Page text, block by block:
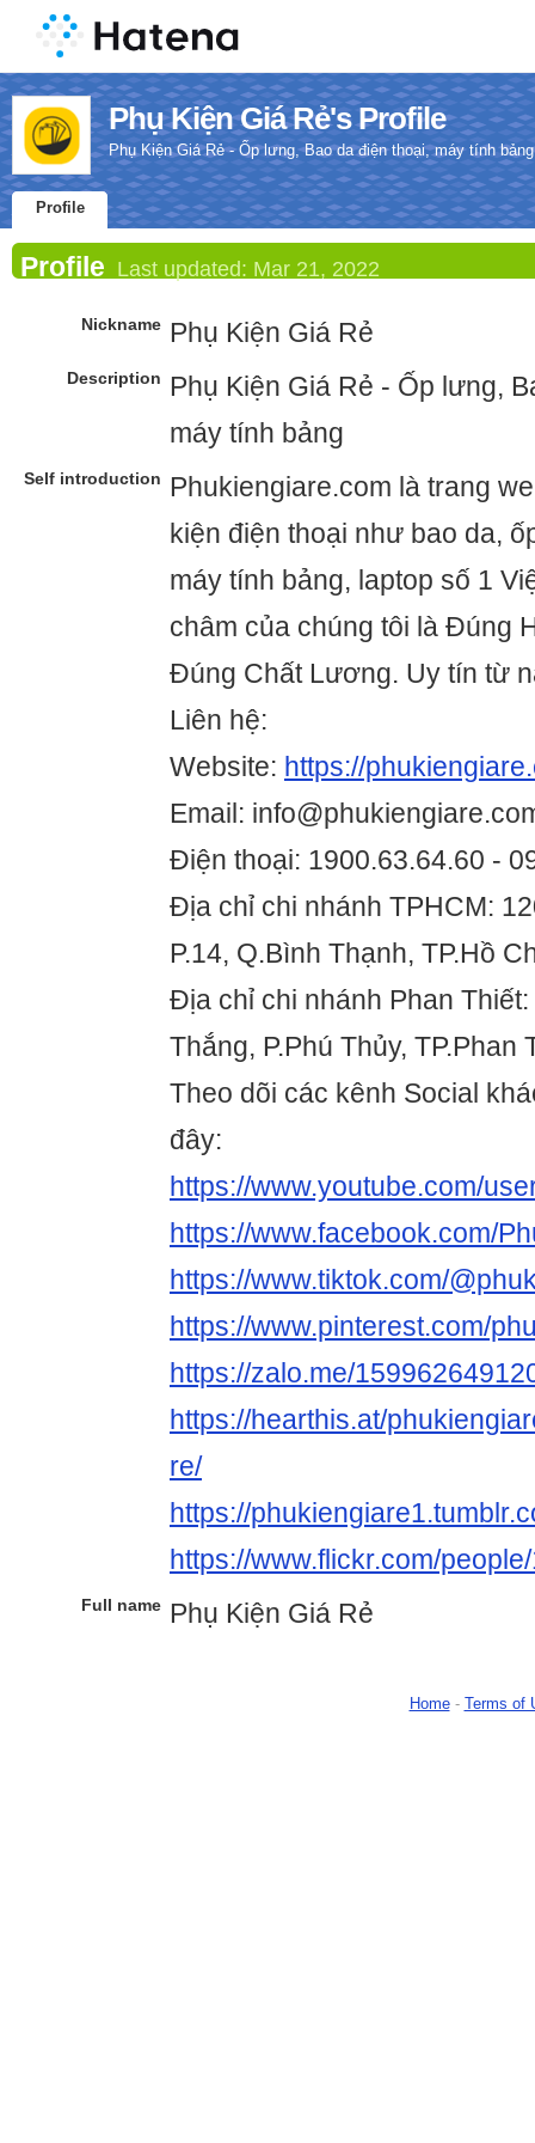
Phụ Kiện Giá Rẻ's Profile
Phụ Kiện Giá Rẻ - Ốp lưng, Bao da điện thoại, máy tính bảng
Profile
Profile Last updated: Mar 21, 2022
Nickname Phụ Kiện Giá Rẻ
Description
Phụ Kiện Giá Rẻ - Ốp lưng,
máy tính bảng
Self introduction
Phukiengiare.com là trang
kiện điện thoại như bao da,
máy tính bảng, laptop số 1
châm của chúng tôi là Đúng
Đúng Chất Lương. Uy tín từ
Liên hệ:
Website: https://
Email:
Điện thoại: 1900.63.64.60 -
Địa chỉ chi nhánh TPHCM:
P.14, Q.Bình Thạnh, TP.Hồ
Địa chỉ chi nhánh Phan
Thắng, P.Phú Thủy, TP.Phan
Theo dõi các kênh Social
đây:
https://www.youtube.com/
https://www.facebook.com/
https://www.tiktok.com/
https://www.pinterest.com/
https://zalo.me/
https://hearthis.at/
re/
https://
https://www.flickr.com/
Full name Phụ Kiện Giá Rẻ
Home- Terms of